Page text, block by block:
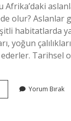
Afrika’daki
olur? Aslanlar
habitatlarda
yoğun
Tarihsel
Yorum Bırak